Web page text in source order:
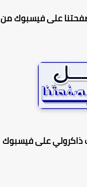
على فيسبوك من
على فيسبوك